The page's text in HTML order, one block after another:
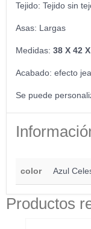
Tejido: Tejido sin
Asas: Largas
Medidas: 38 X 42
Acabado: efecto
Se puede
color Azul
Productos